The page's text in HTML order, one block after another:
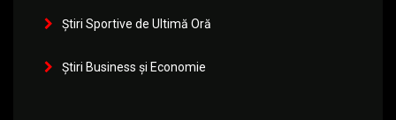
Știri Sportive de Ultimă Oră
Știri Business și Economie